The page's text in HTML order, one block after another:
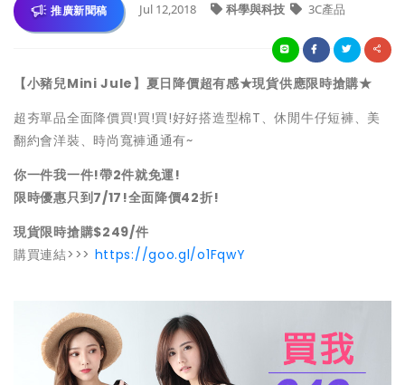
推廣新聞稿 Jul 12,2018 科學與科技 3C產品
【小豬兒Mini Jule】夏日降價超有感★現貨供應限時搶購★
超夯單品全面降價買!買!買!好好搭造型棉T、休閒牛仔短褲、美
翻約會洋裝、時尚寬褲通通有~
你一件我一件!帶2件就免運!
限時優惠只到7/17!全面降價42折!
現貨限時搶購$249/件
購買連結>>> https://goo.gl/o1FqwY